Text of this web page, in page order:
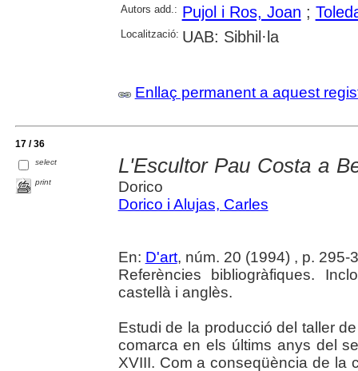
Autors add.: Pujol i Ros, Joan ;
Localització: UAB: Sibhil·la
Enllaç permanent a aquest
17 / 36
select
print
L'Escultor Pau Costa a
Dorico
Dorico i Alujas, Carles
En: D'art, núm. 20 (1994) , p. 295-
Referències bibliogràfiques.
castellà i anglès.
Estudi de la producció del taller
comarca en els últims anys del
XVIII. Com a conseqüència de la